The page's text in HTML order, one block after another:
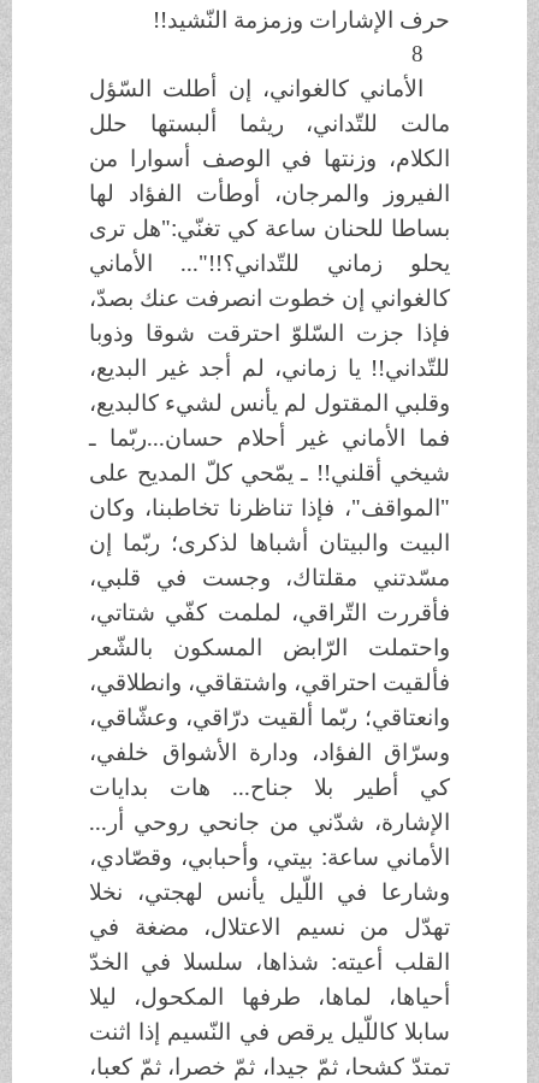
حرف الإشارات وزمزمة النّشيد!!
الأماني كالغواني، إن أطلت السّؤل
مالت للتّداني، ريثما ألبستها حلل
الكلام، وزنتها في الوصف أسوارا من
الفيروز والمرجان، أوطأت الفؤاد لها
بساطا للحنان ساعة كي تغنّي:"هل ترى
يحلو زماني للتّداني؟!!"... الأماني
كالغواني إن خطوت انصرفت عنك بصدّ،
فإذا جزت السّلوّ احترقت شوقا وذوبا
للتّداني!! يا زماني، لم أجد غير البديع،
وقلبي المقتول لم يأنس لشيء كالبديع،
فما الأماني غير أحلام حسان...ربّما ـ
شيخي أقلني!! ـ يمّحي كلّ المديح على
"المواقف"، فإذا تناظرنا تخاطبنا، وكان
البيت والبيتان أشباها لذكرى؛ ربّما إن
مسّدتني مقلتاك، وجست في قلبي،
فأقررت التّراقي، لملمت كفّي شتاتي،
واحتملت الرّابض المسكون بالشّعر
فألقيت احتراقي، واشتقاقي، وانطلاقي،
وانعتاقي؛ ربّما ألقيت درّاقي، وعشّاقي،
وسرّاق الفؤاد، ودارة الأشواق خلفي،
كي أطير بلا جناح... هات بدايات
الإشارة، شدّني من جانحي روحي أر...
الأماني ساعة: بيتي، وأحبابي، وقصّادي،
وشارعا في اللّيل يأنس لهجتي، نخلا
تهدّل من نسيم الاعتلال، مضغة في
القلب أعيته: شذاها، سلسلا في الخدّ
أحياها، لماها، طرفها المكحول، ليلا
سابلا كاللّيل يرقص في النّسيم إذا اثنت
تمتدّ كشحا، ثمّ جيدا، ثمّ خصرا، ثمّ كعبا،